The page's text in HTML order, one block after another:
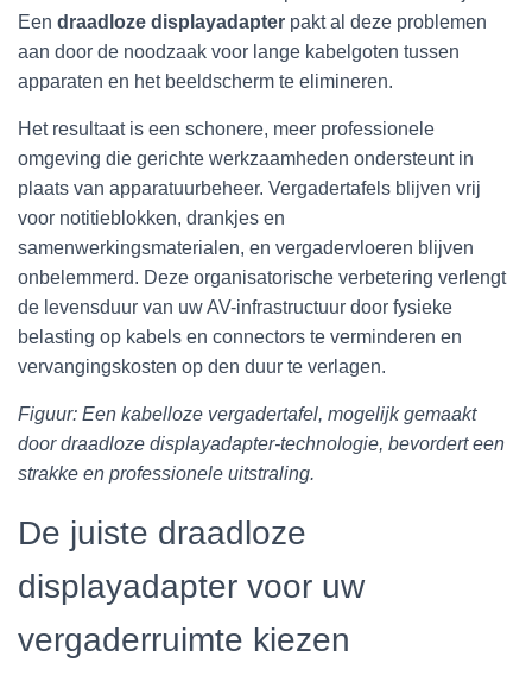
Een draadloze displayadapter pakt al deze problemen
aan door de noodzaak voor lange kabelgoten tussen
apparaten en het beeldscherm te elimineren.
Het resultaat is een schonere, meer professionele
omgeving die gerichte werkzaamheden ondersteunt in
plaats van apparatuurbeheer. Vergadertafels blijven vrij
voor notitieblokken, drankjes en
samenwerkingsmaterialen, en vergadervloeren blijven
onbelemmerd. Deze organisatorische verbetering verlengt
de levensduur van uw AV-infrastructuur door fysieke
belasting op kabels en connectors te verminderen en
vervangingskosten op den duur te verlagen.
Figuur: Een kabelloze vergadertafel, mogelijk gemaakt
door draadloze displayadapter-technologie, bevordert een
strakke en professionele uitstraling.
De juiste draadloze
displayadapter voor uw
vergaderruimte kiezen